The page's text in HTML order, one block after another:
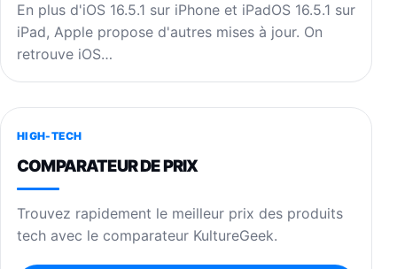
En plus d'iOS 16.5.1 sur iPhone et iPadOS 16.5.1 sur
iPad, Apple propose d'autres mises à jour. On
retrouve iOS…
HIGH-TECH
COMPARATEUR DE PRIX
Trouvez rapidement le meilleur prix des produits
tech avec le comparateur KultureGeek.